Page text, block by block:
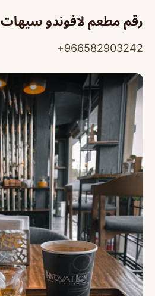
رقم مطعم لافوندو سيهات
966582903242+